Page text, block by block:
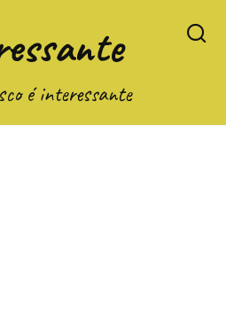
é interessante